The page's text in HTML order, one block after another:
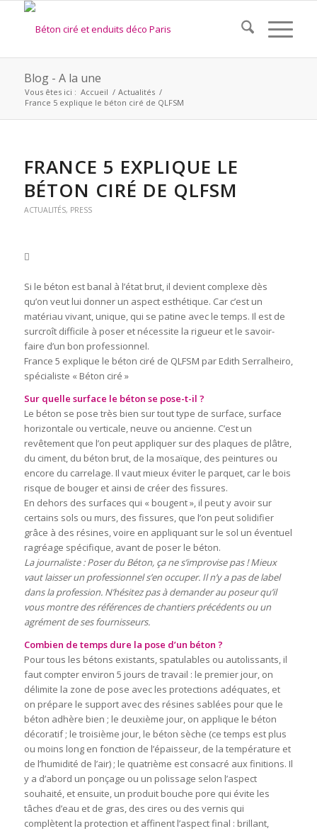
Blog - A la une
Vous êtes ici : Accueil / Actualités /
France 5 explique le béton ciré de QLFSM
FRANCE 5 EXPLIQUE LE
BÉTON CIRÉ DE QLFSM
ACTUALITÉS, PRESS
Si le béton est banal à l’état brut, il devient complexe dès
qu’on veut lui donner un aspect esthétique. Car c’est un
matériau vivant, unique, qui se patine avec le temps. Il est de
surcroît difficile à poser et nécessite la rigueur et le savoir-
faire d’un bon professionnel.
France 5 explique le béton ciré de QLFSM par Edith Serralheiro,
spécialiste « Béton ciré »
Sur quelle surface le béton se pose-t-il ?
Le béton se pose très bien sur tout type de surface, surface
horizontale ou verticale, neuve ou ancienne. C’est un
revêtement que l’on peut appliquer sur des plaques de plâtre,
du ciment, du béton brut, de la mosaïque, des peintures ou
encore du carrelage. Il vaut mieux éviter le parquet, car le bois
risque de bouger et ainsi de créer des fissures.
En dehors des surfaces qui « bougent », il peut y avoir sur
certains sols ou murs, des fissures, que l’on peut solidifier
grâce à des résines, voire en appliquant sur le sol un éventuel
ragréage spécifique, avant de poser le béton.
La journaliste : Poser du Béton, ça ne s’improvise pas ! Mieux
vaut laisser un professionnel s’en occuper. Il n’y a pas de label
dans la profession. N’hésitez pas à demander au poseur qu’il
vous montre des références de chantiers précédents ou un
agrément de ses fournisseurs.
Combien de temps dure la pose d’un béton ?
Pour tous les bétons existants, spatulables ou autolissants, il
faut compter environ 5 jours de travail : le premier jour, on
délimite la zone de pose avec les protections adéquates, et
on prépare le support avec des résines sablées pour que le
béton adhère bien ; le deuxième jour, on applique le béton
décoratif ; le troisième jour, le béton sèche (ce temps est plus
ou moins long en fonction de l’épaisseur, de la température et
de l’humidité de l’air) ; le quatrième est consacré aux finitions. Il
y a d’abord un ponçage ou un polissage selon l’aspect
souhaité, et ensuite, un produit bouche pore qui évite les
tâches d’eau et de gras, des cires ou des vernis qui
complètent la protection et affinent l’aspect final : brillant,